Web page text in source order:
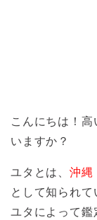
こんにちは！
いますか？
ユタとは、 沖縄
として知られ
ユタによって鑑